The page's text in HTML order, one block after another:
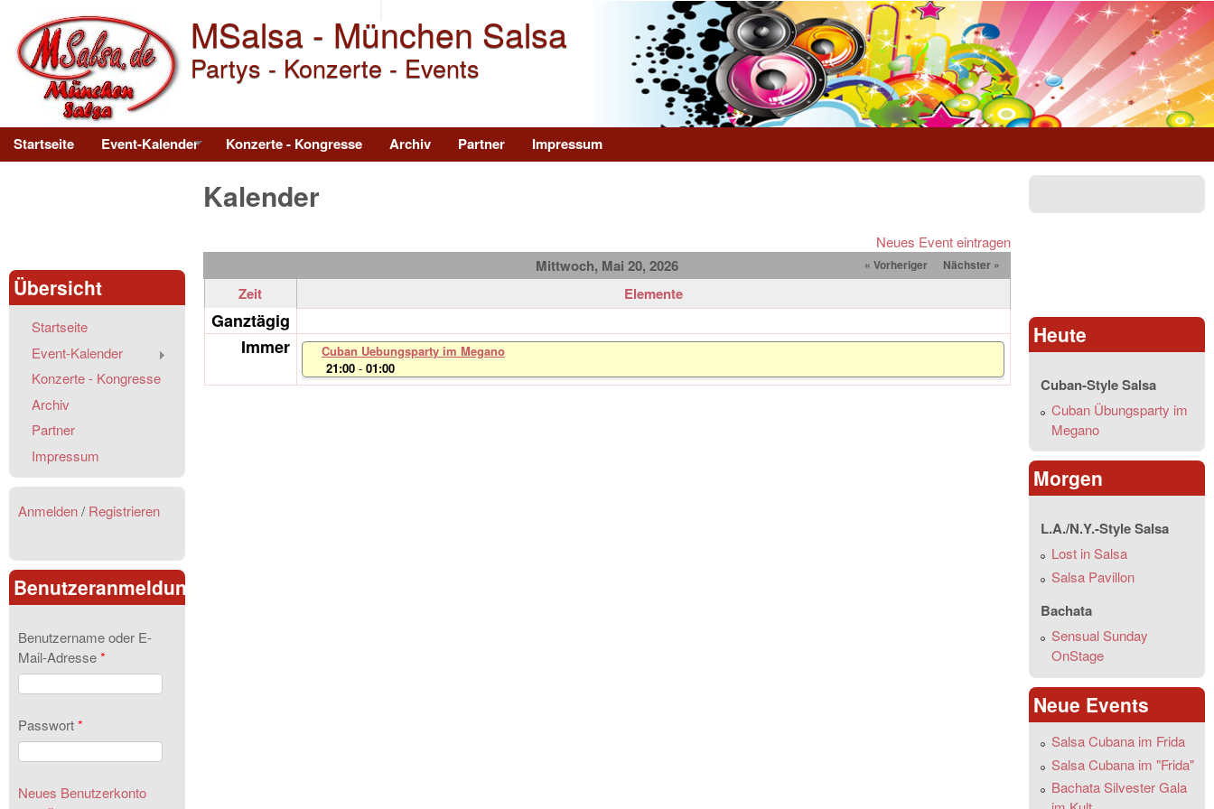
MSalsa - München Salsa
Partys - Konzerte - Events
Main menu
Startseite Event-Kalender Konzerte - Kongresse Archiv Partner Impressum
Kalender
Neues Event eintragen
Mittwoch, Mai 20, 2026 « Vorheriger Nächster »
Zeit Elemente
Ganztägig
Immer
Cuban Uebungsparty im Megano
21:00- 01:00
Übersicht
Startseite
Event-Kalender
Konzerte - Kongresse
Archiv
Partner
Impressum
Anmelden/ Registrieren
Benutzeranmeldung
Benutzername oder E-
Mail-Adresse*
Passwort*
Neues Benutzerkonto
Heute
Cuban-Style Salsa
Cuban Übungsparty im
Megano
Morgen
L.A./N.Y.-Style Salsa
Lost in Salsa
Salsa Pavillon
Bachata
Sensual Sunday
OnStage
Neue Events
Salsa Cubana im Frida
Salsa Cubana im "Frida"
Bachata Silvester Gala